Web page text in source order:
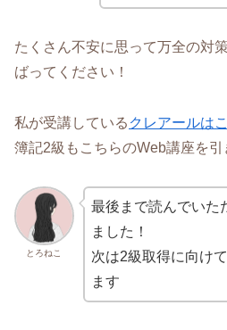
たくさん不安に思って万全の対
ばってください！
私が受講している クレアールは
簿記2級もこちらのWeb講座を引
とろねこ
最後まで読んでいた
ました！
次は2級取得に向け
ます